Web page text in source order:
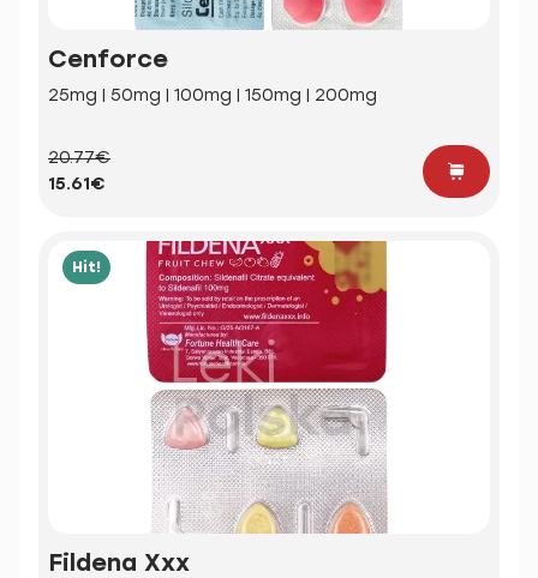
Cenforce
25mg | 50mg | 100mg | 150mg | 200mg
20.77€
15.61€
Hit!
Fildena Xxx